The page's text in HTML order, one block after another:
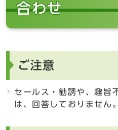
合わせ
ご注意
セールス・勧誘や、趣旨
は、回答しておりません。